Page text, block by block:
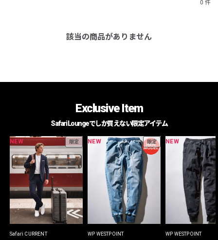
0 件
該当の商品がありません
Exclusive Item
Safari Loungeでしか買えない限定アイテム
NEW 限定
Safari CURRENT
NEW 限定
WP WESTPOINT
NEW
WP WESTPOINT